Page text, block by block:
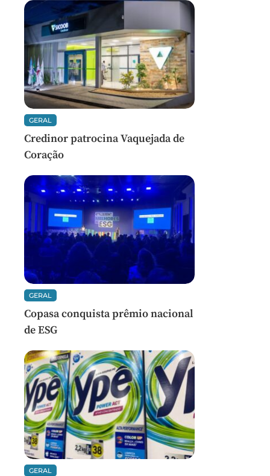
GERAL
Credinor patrocina Vaquejada de
Coração
GERAL
Copasa conquista prêmio nacional
de ESG
GERAL